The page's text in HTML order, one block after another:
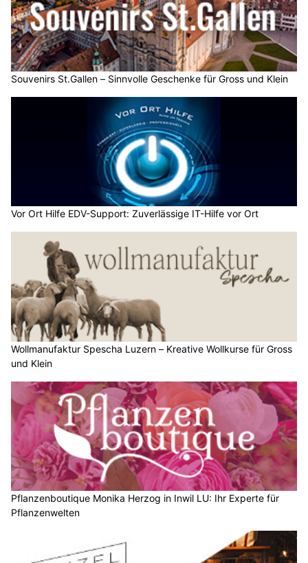
Souvenirs St.Gallen – Sinnvolle Geschenke für Gross und Klein
Vor Ort Hilfe EDV-Support: Zuverlässige IT-Hilfe vor Ort
Wollmanufaktur Spescha Luzern – Kreative Wollkurse für Gross
und Klein
Pflanzenboutique Monika Herzog in Inwil LU: Ihr Experte für
Pflanzenwelten